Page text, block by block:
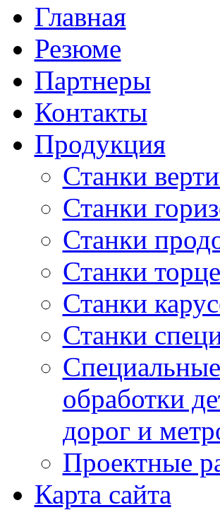
Главная
Резюме
Партнеры
Контакты
Продукция
Станки
Станки
Станки
Станки
Станки
Станки
обработки
дорог и
Проектные
Карта сайта